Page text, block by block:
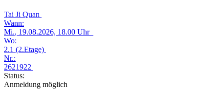
Tai Ji Quan
Wann:
Mi., 19.08.2026, 18.00 Uhr
Wo:
2.1 (2.Etage)
Nr.:
2621922
Status:
Anmeldung möglich